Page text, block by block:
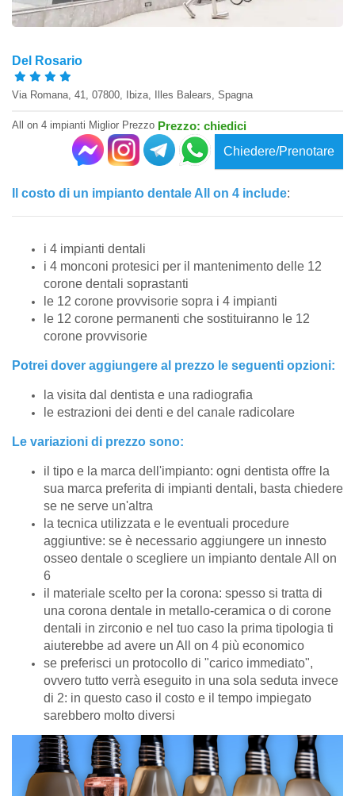
Del Rosario
Via Romana, 41, 07800, Ibiza, Illes Balears, Spagna
All on 4 impianti Miglior Prezzo Prezzo: chiedici
Chiedere/Prenotare
Il costo di un impianto dentale All on 4 include:
i 4 impianti dentali
i 4 monconi protesici per il mantenimento delle 12
corone dentali soprastanti
le 12 corone provvisorie sopra i 4 impianti
le 12 corone permanenti che sostituiranno le 12
corone provvisorie
Potrei dover aggiungere al prezzo le seguenti opzioni:
la visita dal dentista e una radiografia
le estrazioni dei denti e del canale radicolare
Le variazioni di prezzo sono:
il tipo e la marca dell'impianto: ogni dentista offre la
sua marca preferita di impianti dentali, basta chiedere
se ne serve un'altra
la tecnica utilizzata e le eventuali procedure
aggiuntive: se è necessario aggiungere un innesto
osseo dentale o scegliere un impianto dentale All on
6
il materiale scelto per la corona: spesso si tratta di
una corona dentale in metallo-ceramica o di corone
dentali in zirconio e nel tuo caso la prima tipologia ti
aiuterebbe ad avere un All on 4 più economico
se preferisci un protocollo di "carico immediato",
ovvero tutto verrà eseguito in una sola seduta invece
di 2: in questo caso il costo e il tempo impiegato
sarebbero molto diversi